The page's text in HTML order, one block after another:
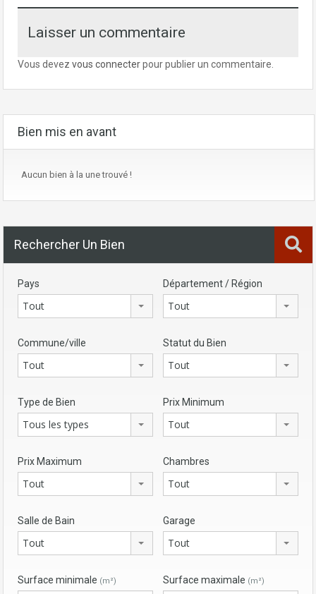
Laisser un commentaire
Vous devez vous connecterpour publier un commentaire.
Bien mis en avant
Aucun bien à la une trouvé !
Rechercher Un Bien
Pays
Tout
Département / Région
Tout
Commune/ville
Tout
Statut du Bien
Tout
Type de Bien
Tous les types
Prix Minimum
Tout
Prix Maximum
Tout
Chambres
Tout
Salle de Bain
Tout
Garage
Tout
Surface minimale (m²) Surface maximale (m²)